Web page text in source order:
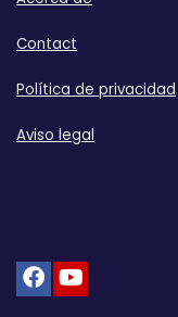
Contact
Política de privacidad
Aviso legal